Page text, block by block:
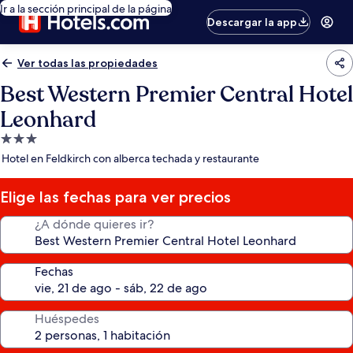
Ir a la sección principal de la página
Descargar la app
Ver todas las propiedades
Best Western Premier Central Hotel
Leonhard
Propiedad
de
estrellas
Hotel en Feldkirch con alberca techada y restaurante
Elige las fechas para ver precios
¿A dónde quieres ir?
Fechas
Huéspedes